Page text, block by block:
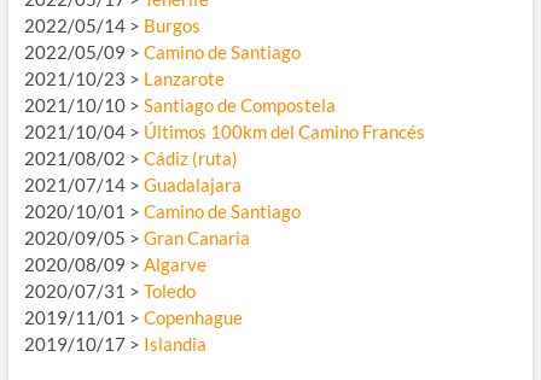
2022/05/14 > Burgos
2022/05/09 > Camino de Santiago
2021/10/23 > Lanzarote
2021/10/10 > Santiago de Compostela
2021/10/04 > Últimos 100km del Camino Francés
2021/08/02 > Cádiz (ruta)
2021/07/14 > Guadalajara
2020/10/01 > Camino de Santiago
2020/09/05 > Gran Canaria
2020/08/09 > Algarve
2020/07/31 > Toledo
2019/11/01 > Copenhague
2019/10/17 > Islandia